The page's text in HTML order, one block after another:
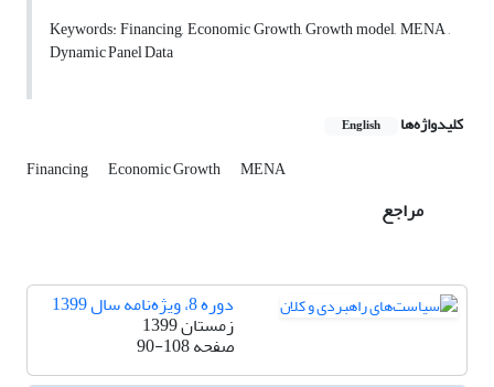
Keywords: Financing, Economic Growth, Growth model, MENA ,
Dynamic Panel Data
کلیدواژه‌ها English
Financing Economic Growth MENA
مراجع
دوره 8، ویژه‌نامه سال 1399
زمستان 1399
صفحه90-108